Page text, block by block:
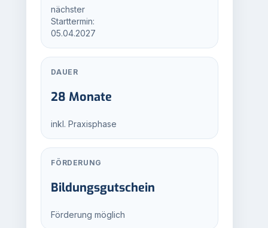
nächster
Starttermin:
05.04.2027
DAUER
28 Monate
inkl. Praxisphase
FÖRDERUNG
Bildungs­gutschein
Förderung möglich